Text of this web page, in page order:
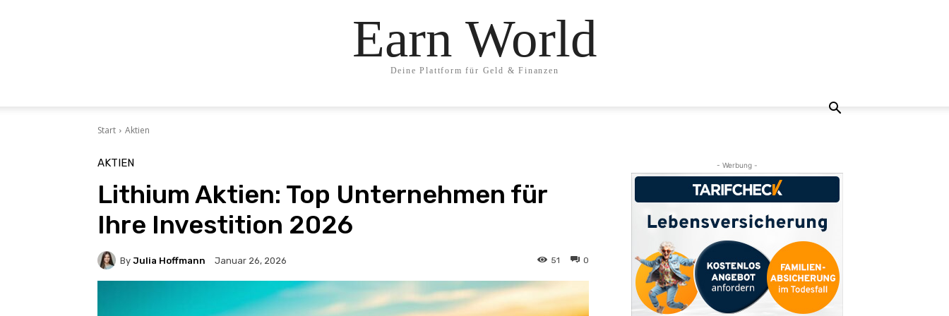
Earn World
Deine Plattform für Geld & Finanzen
Start Aktien
AKTIEN
Lithium Aktien: Top Unternehmen für
Ihre Investition 2026
By Julia Hoffmann Januar 26, 2026 0
51
- Werbung -